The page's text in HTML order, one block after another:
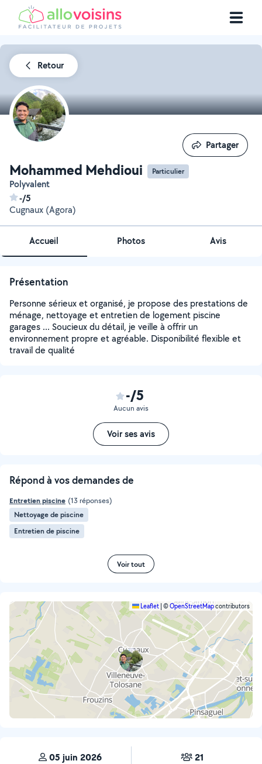
Retour
Mohammed Mehdioui Particulier
Polyvalent
-/5
Cugnaux (Agora)
Partager
Partager
Accueil Photos Avis
Présentation
Personne sérieux et organisé, je propose des prestations de
ménage, nettoyage et entretien de logement piscine
garages ... Soucieux du détail, je veille à offrir un
environnement propre et agréable. Disponibilité flexible et
travail de qualité
-/5
Aucun avis
Voir ses avis
Répond à vos demandes de
Entretien piscine (13 réponses)
Nettoyage de piscine
Entretien de piscine
Voir tout
Leaflet ©OpenStreetMapcontributors
05 juin 2026 21